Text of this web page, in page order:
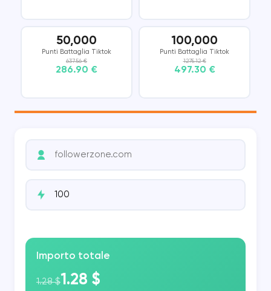
50,000
Punti Battaglia Tiktok
637.56 €
286.90 €
100,000
Punti Battaglia Tiktok
1275.12 €
497.30 €
Importo totale
1.28 $1.28 $